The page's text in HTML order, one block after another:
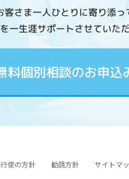
客さま一人ひとりに寄り添っ
一生涯サポートさせていただ
料個別相談のお申込
使の方針 勧誘方針 サイトマ